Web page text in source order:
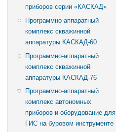
приборов серии «КАСКАД»
Программно-аппаратный
комплекс скважинной
аппаратуры КАСКАД-60
Программно-аппаратный
комплекс скважинной
аппаратуры КАСКАД-76
Программно-аппаратный
комплекс автономных
приборов и оборудование для
ГИС на буровом инструменте